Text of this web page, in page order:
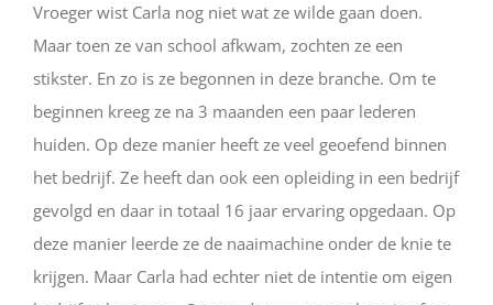
Vroeger wist Carla nog niet wat ze wilde gaan doen.
Maar toen ze van school afkwam, zochten ze een
stikster. En zo is ze begonnen in deze branche. Om te
beginnen kreeg ze na 3 maanden een paar lederen
huiden. Op deze manier heeft ze veel geoefend binnen
het bedrijf. Ze heeft dan ook een opleiding in een bedrijf
gevolgd en daar in totaal 16 jaar ervaring opgedaan. Op
deze manier leerde ze de naaimachine onder de knie te
krijgen. Maar Carla had echter niet de intentie om eigen